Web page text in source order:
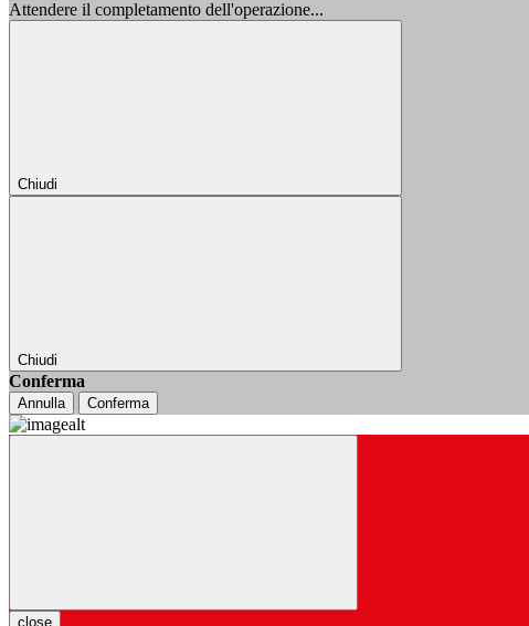
Attendere il completamento dell'operazione...
Chiudi
Chiudi
Conferma
Annulla Conferma
close